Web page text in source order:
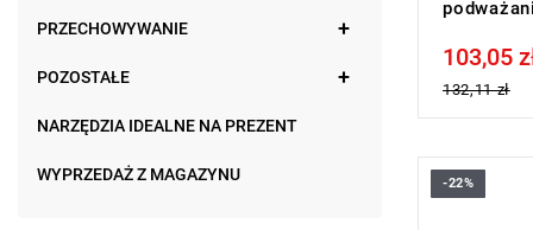
PRZECHOWYWANIE
POZOSTAŁE
NARZĘDZIA IDEALNE NA PREZENT
WYPRZEDAŻ Z MAGAZYNU
Price tax
103,05
132,11 zł
Łom Puller
-22%